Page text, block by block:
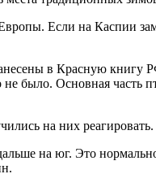
Если на Каспии
в Красную книгу
было. Основная часть
на них реагировать.
на юг. Это